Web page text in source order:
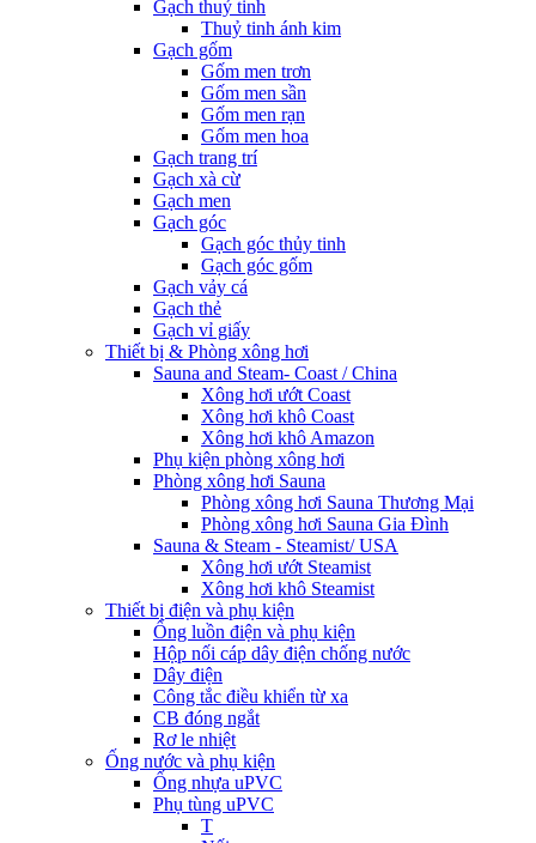
Gạch thuỷ tinh
Thuỷ tinh ánh kim
Gạch gốm
Gốm men trơn
Gốm men sần
Gốm men rạn
Gốm men hoa
Gạch trang trí
Gạch xà cừ
Gạch men
Gạch góc
Gạch góc thủy tinh
Gạch góc gốm
Gạch vảy cá
Gạch thẻ
Gạch vỉ giấy
Thiết bị & Phòng xông hơi
Sauna and Steam- Coast / China
Xông hơi ướt Coast
Xông hơi khô Coast
Xông hơi khô Amazon
Phụ kiện phòng xông hơi
Phòng xông hơi Sauna
Phòng xông hơi Sauna Thương Mại
Phòng xông hơi Sauna Gia Đình
Sauna & Steam - Steamist/ USA
Xông hơi ướt Steamist
Xông hơi khô Steamist
Thiết bị điện và phụ kiện
Ống luồn điện và phụ kiện
Hộp nối cáp dây điện chống nước
Dây điện
Công tắc điều khiển từ xa
CB đóng ngắt
Rơ le nhiệt
Ống nước và phụ kiện
Ống nhựa uPVC
Phụ tùng uPVC
T